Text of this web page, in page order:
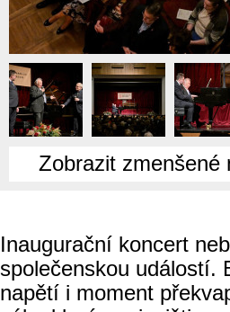
Zobrazit zmenšené
Inaugurační koncert
společenskou událostí.
napětí i moment